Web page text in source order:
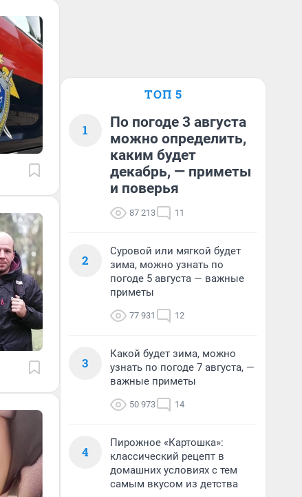
ТОП 5
1
По погоде 3 августа
можно определить,
каким будет
декабрь, — приметы
и поверья
87 213 11
2
Суровой или мягкой будет
зима, можно узнать по
погоде 5 августа — важные
приметы
77 931 12
3
Какой будет зима, можно
узнать по погоде 7 августа, —
важные приметы
50 973 14
4
Пирожное «Картошка»:
классический рецепт в
домашних условиях с тем
самым вкусом из детства